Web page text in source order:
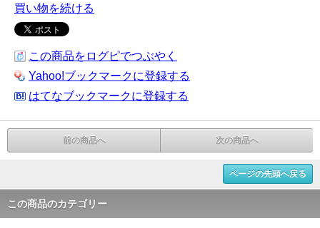
買い物を続ける
この商品をログピでつぶやく
Yahoo!ブックマークに登録する
はてなブックマークに登録する
前の商品へ 次の商品へ
ページの先頭へ戻る
この商品のカテゴリー